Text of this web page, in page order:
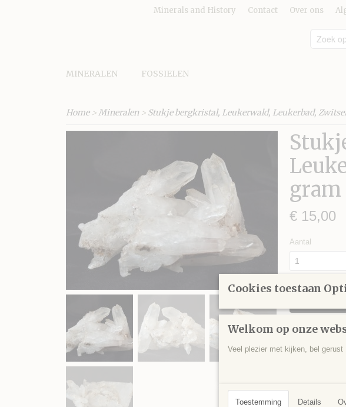
Minerals and History Contact Over ons
MINERALEN FOSSIELEN
Home>Mineralen > Stukje bergkristal, Leukerwald, Leukerbad,
gram
€ 15,00
Aantal
Cookies toestaan
Welkom op onze
Veel plezier met kijken, bel gerust
Toestemming Details